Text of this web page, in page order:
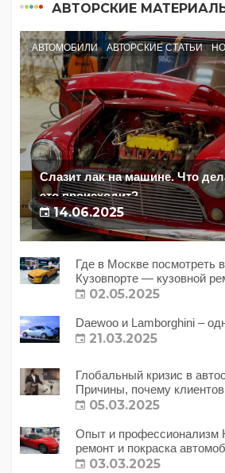
АВТОРСКИЕ
АВТОМОБИЛИ АВТОРСКИЕ СТАТЬИ
Слазит лак на машине. Что
это происходит?
14.06.2025
Где в Москве посмотреть
Кузовпорте — кузовной
02.05.2025
Daewoo и Lamborghini –
21.03.2025
Глобальный кризис в
Причины, почему
с этим делать?
05.03.2025
Опыт и профессионализм
ремонт и покраска
03.03.2025